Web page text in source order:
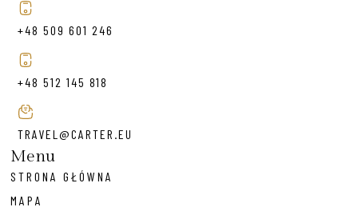
+48 509 601 246
+48 512 145 818
TRAVEL@CARTER.EU
Menu
STRONA GŁÓWNA
MAPA